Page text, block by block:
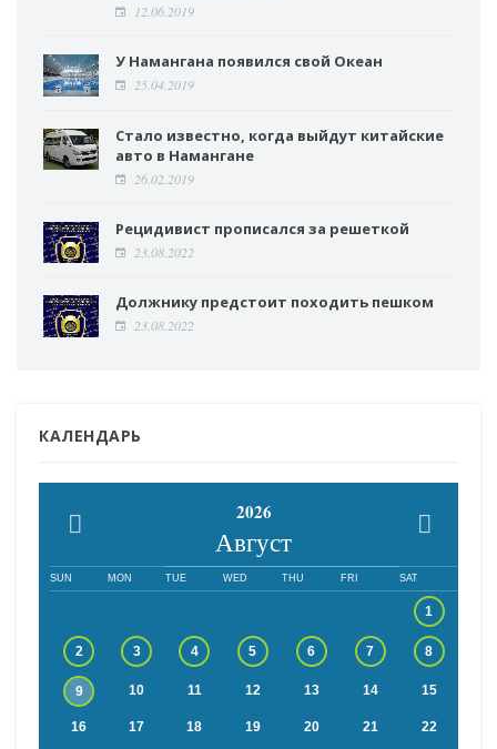
12.06.2019
У Намангана появился свой Океан
25.04.2019
Стало известно, когда выйдут китайские
авто в Намангане
26.02.2019
Рецидивист прописался за решеткой
23.08.2022
Должнику предстоит походить пешком
23.08.2022
КАЛЕНДАРЬ
2026
Август
SUN MON TUE WED THU FRI SAT
1
2 3 4 5 6 7 8
9 10 11 12 13 14 15
16 17 18 19 20 21 22